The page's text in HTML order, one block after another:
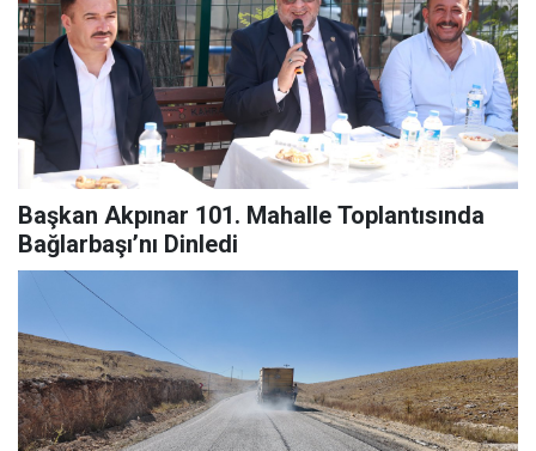
Başkan Akpınar 101. Mahalle Toplantısında
Bağlarbaşı’nı Dinledi